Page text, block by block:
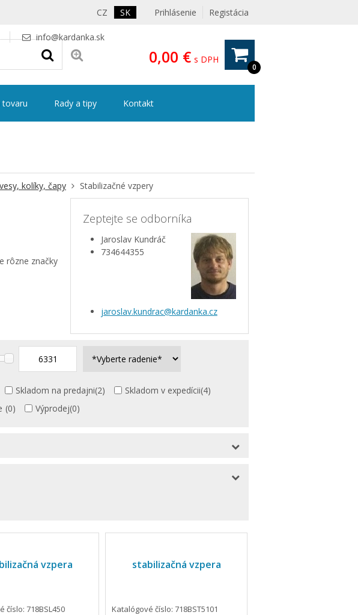
Prihlásenie Registácia
CZ SK
info@kardanka.sk
0
0,00 € s DPH
tovaru Rady a tipy Kontakt
kolíky, čapy Stabilizačné vzpery
Zeptejte se odborníka
Jaroslav Kundráč
734644355
jaroslav.kundrac@kardanka.cz
rôzne značky
Skladom na predajni(2) Skladom v expedícii(4)
(0) Výprodej(0)
vzpera
číslo: 718BSL450
stabilizačná vzpera
Katalógové číslo: 718BST5101